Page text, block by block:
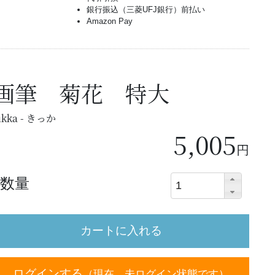
銀行振込（三菱UFJ銀行）前払い
Amazon Pay
筆 菊花 特大
- きっか
5,005円
数量